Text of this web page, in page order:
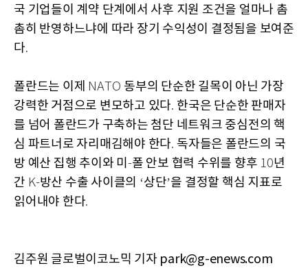
국 기업들이 계약 단계에서 사후 지원 조건을 얼마나 촘
촘히 반영하느냐에 따라 장기 수익성이 결정됨을 보여준
다.
폴란드는 이제 NATO 동부의 단순한 길목이 아닌 가장
강력한 거점으로 변모하고 있다. 한국은 단순한 판매자
를 넘어 폴란드가 구축하는 첨단 네트워크 중심전의 핵
심 파트너로 자리매김해야 한다. 독자들은 폴란드의 국
방 예산 집행 추이와 미 -폴 안보 협력 수위를 향후 10년
간 K-방산 수출 사이클의 ‘상단’을 결정할 핵심 지표로
읽어내야 한다.
김주원 글로벌이코노믹 기자 park@g-enews.com